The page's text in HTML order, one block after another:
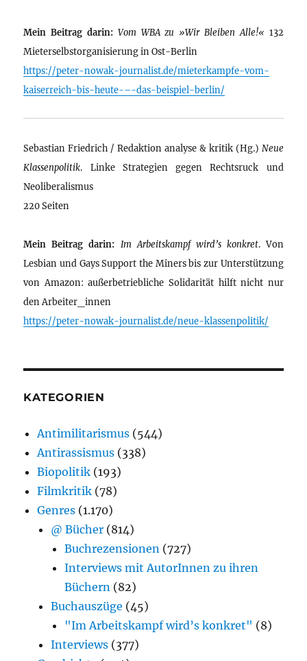
Mein Beitrag darin: Vom WBA zu »Wir Bleiben Alle!« 132
Mieterselbstorganisierung in Ost-Berlin
https://peter-nowak-journalist.de/mieterkampfe-vom-
kaiserreich-bis-heute-–-das-beispiel-berlin/
Sebastian Friedrich / Redaktion analyse & kritik (Hg.) Neue
Klassenpolitik. Linke Strategien gegen Rechtsruck und
Neoliberalismus
220 Seiten
Mein Beitrag darin: Im Arbeitskampf wird’s konkret. Von
Lesbian und Gays Support the Miners bis zur Unterstützung
von Amazon: außerbetriebliche Solidarität hilft nicht nur
den Arbeiter_innen
https://peter-nowak-journalist.de/neue-klassenpolitik/
KATEGORIEN
Antimilitarismus (544)
Antirassismus (338)
Biopolitik (193)
Filmkritik (78)
Genres (1.170)
@ Bücher (814)
Buchrezensionen (727)
Interviews mit AutorInnen zu ihren
Büchern (82)
Buchauszüge (45)
"Im Arbeitskampf wird’s konkret" (8)
Interviews (377)